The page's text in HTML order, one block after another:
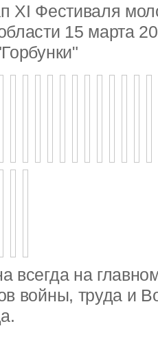
XI Фестиваля
15 марта
всегда на
войны, труда и